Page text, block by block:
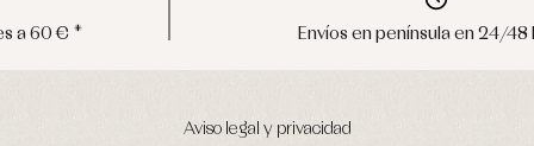
Envíos en península en 24/48 horas
Aviso legal y privacidad